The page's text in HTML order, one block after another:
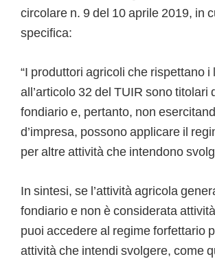
circolare n. 9 del 10 aprile 2019, in
specifica:
“I produttori agricoli che rispettano i
all’articolo 32 del TUIR sono titolari
fondiario e, pertanto, non
d’impresa, possono applicare il
per altre attività che intendono
In sintesi, se l’attività agricola
fondiario e non è considerata
puoi accedere al regime forfettario
attività che intendi svolgere, come